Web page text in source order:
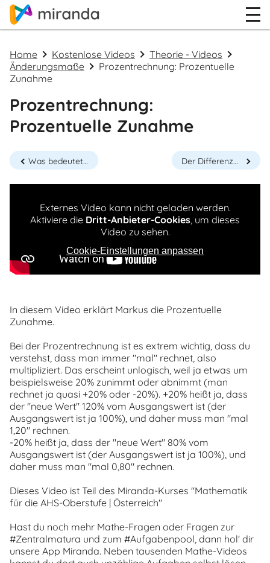
Home Kostenlose Videos
Theorie - Videos
Änderungsmaße
Prozentrechnung: Prozentuelle
Zunahme
Prozentrechnung:
Prozentuelle Zunahme
Was bedeutet "Prozent" überhaupt? Der Differenzenquotient
Externes Video kann nicht geladen werden.
Aktiviere die Dritt-Anbieter-Cookies, um dieses
Video zu sehen.
Cookie-Einstellungen anpassen
In diesem Video erklärt Markus die Prozentuelle
Zunahme.
Bei der Prozentrechnung ist es extrem wichtig, dass du
verstehst, dass man immer "mal" rechnet, also
multipliziert. Das erscheint unlogisch, weil ja etwas um
beispielsweise 20% zunimmt oder abnimmt (man
rechnet ja quasi +20% oder -20%). +20% heißt ja, dass
der "neue Wert" 120% vom Ausgangswert ist (der
Ausgangswert ist ja 100%), und daher muss man "mal
1,20" rechnen.
-20% heißt ja, dass der "neue Wert" 80% vom
Ausgangswert ist (der Ausgangswert ist ja 100%), und
daher muss man "mal 0,80" rechnen.
Dieses Video ist Teil des Miranda-Kurses "Mathematik
für die AHS-Oberstufe | Österreich"
Hast du noch mehr Mathe-Fragen oder Fragen zur
#Zentralmatura und zum #Aufgabenpool, dann hol' dir
unsere App Miranda. Neben tausenden Mathe-Videos